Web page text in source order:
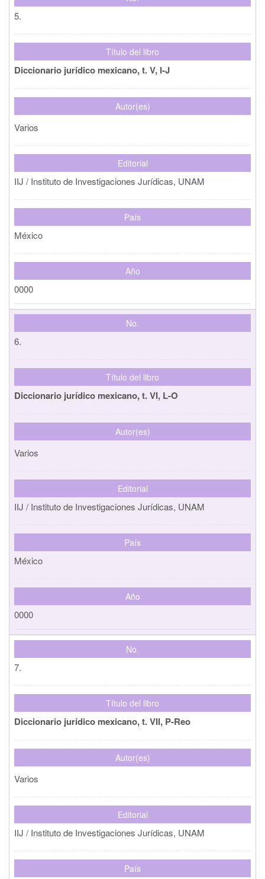
5.
Título del libro
Diccionario jurídico mexicano, t. V, I-J
Autor(es)
Varios
Editorial
IIJ / Instituto de Investigaciones Jurídicas, UNAM
País
México
Año
0000
No.
6.
Título del libro
Diccionario jurídico mexicano, t. VI, L-O
Autor(es)
Varios
Editorial
IIJ / Instituto de Investigaciones Jurídicas, UNAM
País
México
Año
0000
No.
7.
Título del libro
Diccionario jurídico mexicano, t. VII, P-Reo
Autor(es)
Varios
Editorial
IIJ / Instituto de Investigaciones Jurídicas, UNAM
País